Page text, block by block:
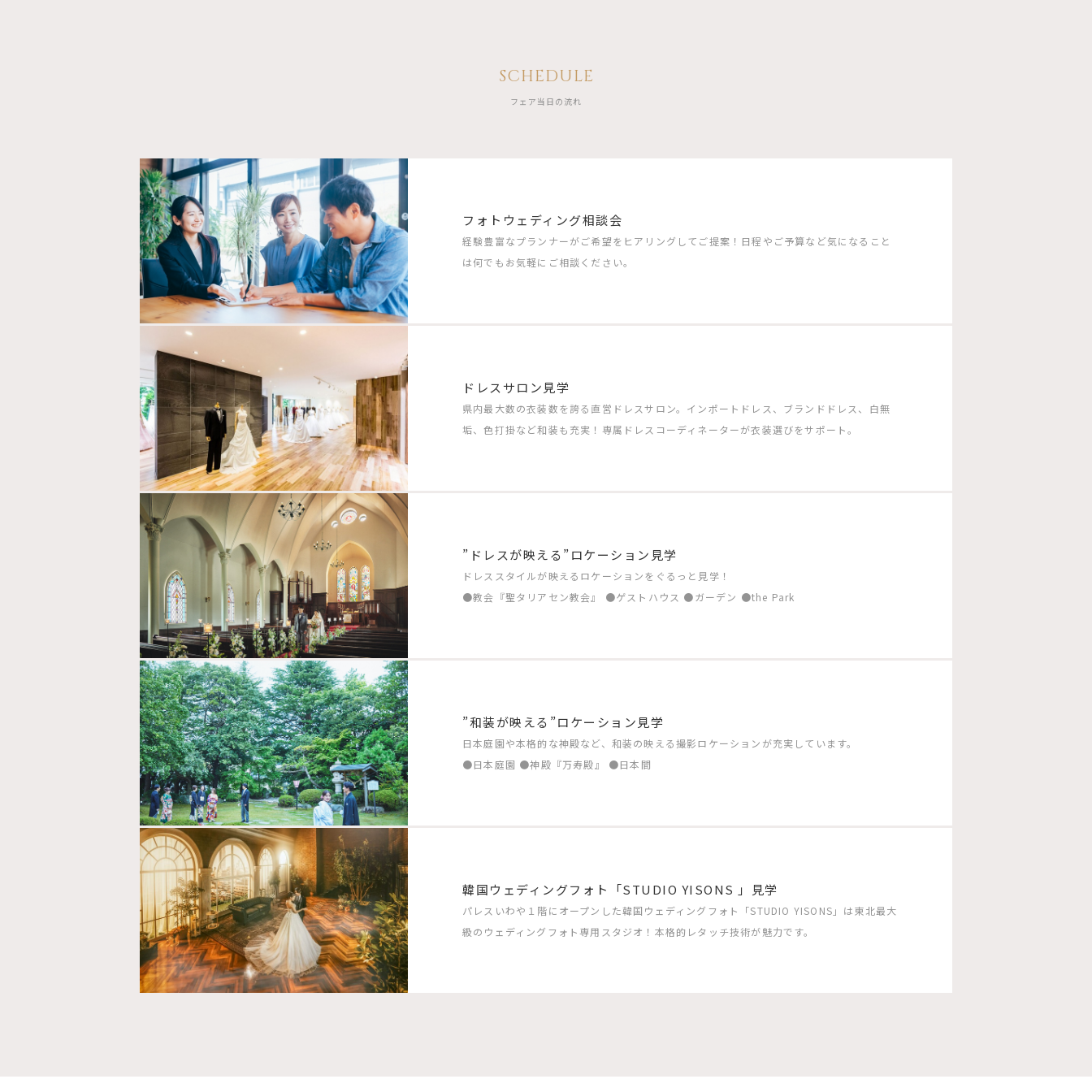
SCHEDULE
フェア当日の流れ
フォトウェディング相談会
経験豊富なプランナーがご希望をヒアリングしてご提案！日程やご予算など気になること
は何でもお気軽にご相談ください。
ドレスサロン見学
県内最大数の衣装数を誇る直営ドレスサロン。インポートドレス、ブランドドレス、白無
垢、色打掛など和装も充実！専属ドレスコーディネーターが衣装選びをサポート。
”ドレスが映える”ロケーション見学
ドレススタイルが映えるロケーションをぐるっと見学！
●教会『聖タリアセン教会』 ●ゲストハウス ●ガーデン ●the Park
”和装が映える”ロケーション見学
日本庭園や本格的な神殿など、和装の映える撮影ロケーションが充実しています。
●日本庭園 ●神殿『万寿殿』 ●日本間
韓国ウェディングフォト「STUDIO YISONS 」見学
パレスいわや１階にオープンした韓国ウェディングフォト「STUDIO YISONS」は東北最大
級のウェディングフォト専用スタジオ！本格的レタッチ技術が魅力です。